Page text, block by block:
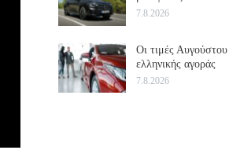
7.8.2026
Οι τιμές
ελληνικής αγοράς
7.8.2026